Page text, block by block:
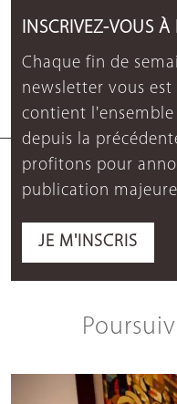
INSCRIVEZ-VOUS
Chaque fin de
newsletter vous
contient
depuis la
profitons pour
publication
JE M'INSCRIS